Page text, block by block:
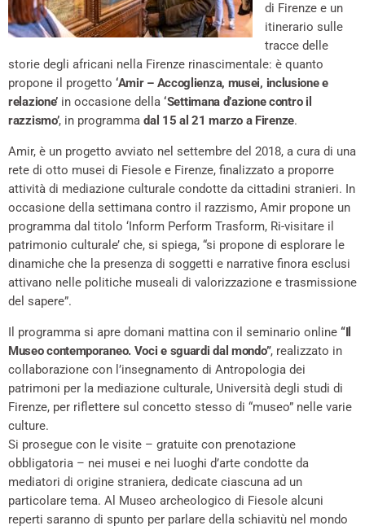
di Firenze e un
itinerario sulle
tracce delle
storie degli africani nella Firenze rinascimentale: è quanto
propone il progetto ‘Amir – Accoglienza, musei, inclusione e
relazione’ in occasione della‘Settimana d’azione contro il
razzismo’, in programmadal 15 al 21 marzo a Firenze.
Amir, è un progetto avviato nel settembre del 2018, a cura di una
rete di otto musei di Fiesole e Firenze, finalizzato a proporre
attività di mediazione culturale condotte da cittadini stranieri. In
occasione della settimana contro il razzismo, Amir propone un
programma dal titolo ‘Inform Perform Trasform, Ri-visitare il
patrimonio culturale’ che, si spiega, “si propone di esplorare le
dinamiche che la presenza di soggetti e narrative finora esclusi
attivano nelle politiche museali di valorizzazione e trasmissione
del sapere”.
Il programma si apre domani mattina con il seminario online “Il
Museo contemporaneo. Voci e sguardi dal mondo”, realizzato in
collaborazione con l’insegnamento di Antropologia dei
patrimoni per la mediazione culturale, Università degli studi di
Firenze, per riflettere sul concetto stesso di “museo” nelle varie
culture.
Si prosegue con le visite – gratuite con prenotazione
obbligatoria – nei musei e nei luoghi d’arte condotte da
mediatori di origine straniera, dedicate ciascuna ad un
particolare tema. Al Museo archeologico di Fiesole alcuni
reperti saranno di spunto per parlare della schiavitù nel mondo